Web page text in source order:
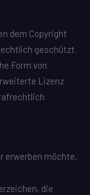
dem Copyright
geschützt.
Form von
Lizenz
erwerben möchte,
die